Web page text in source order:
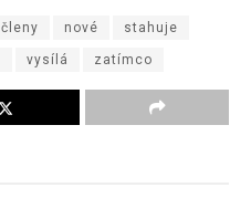
členy nové stahuje
vysílá zatímco